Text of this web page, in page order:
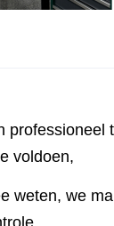
professioneel
voldoen,
weten, we